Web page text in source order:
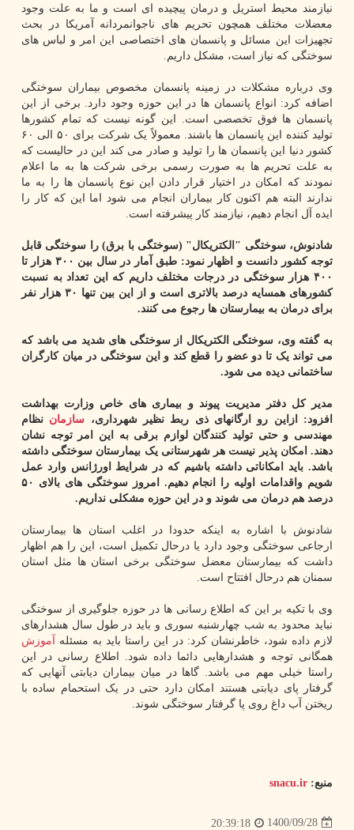
نیازمند محیط استریل و درمان پیچیده ای است و ما به علت وجود
معضلات مختلف همچون تحریم های ناجوانمردانه آمریکا در بحث
تجهیزات این مسائل و پانسمان های اختصاصی این امر و لباس های
سوختگی که نیاز است، مشکل داریم.
وی درباره مشکلات در زمینه پانسمان مخصوص بیماران سوختگی
اضافه کرد: انواع پانسمان ها در این حوزه وجود دارد. برخی از این
پانسمان ها فوق تخصصی است. این گونه نیست که تمام کشورها
تولید کننده این پانسمان ها باشند. معمولاً یک شرکت برای ۵۰ الی ۶۰
کشور دنیا این پانسمان ها را تولید و صادر می کند این در حالیست که
به علت تحریم ها به صورت رسمی برخی شرکت ها به ما اعلام
نمودند که امکان در اختیار قرار دادن این نوع پانسمان ها را به ما
ندارند البته هم اکنون کار بیماران انجام می شود اما این که کار را
ایده آل انجام دهیم، نیازمند کار پیشرفته است.
شادنوش، سوختگی "الکتریکال" (سوختگی با برق) را سوختگی قابل
توجه کشور دانست و اظهار نمود: طبق آمار در سال بین ۳۰۰ هزار تا
۴۰۰ هزار سوختگی در درجات مختلف داریم که این تعداد به نسبت
کشورهای همسایه درصد بالاتری است و از این بین تنها ۳۰ هزار نفر
برای درمان به بیمارستان ها رجوع می کنند.
به گفته وی، سوختگی الکتریکال از سوختگی های شدید می باشد که
می تواند یک تا دو عضو را قطع کند و این سوختگی در میان کارگران
ساختمانی دیده می شود.
مدیر کل دفتر مدیریت پیوند و بیماری های خاص وزارت بهداشت
افزود: ازاین رو ارگانهای ذی ربط نظیر شهرداری، سازمان نظام
مهندسی و حتی تولید کنندگان لوازم برقی به این امر توجه نشان
دهند. امکان پذیر نیست هر شهرستانی یک بیمارستان سوختگی داشته
باشد. باید امکاناتی داشته باشیم که در شرایط اورژانس وارد عمل
شویم واقدامات اولیه را انجام دهیم. امروز سوختگی های بالای ۵۰
درصد هم درمان می شوند و در این حوزه مشکلی نداریم.
شادنوش با اشاره به اینکه حدودا در اغلب استان ها بیمارستان
ارجاعی سوختگی وجود دارد یا درحال تکمیل است، این را هم اظهار
داشت که بیمارستان معضل سوختگی برخی استان ها مثل استان
سمنان هم درحال افتتاح است.
وی با تکیه بر این که اطلاع رسانی ها در حوزه جلوگیری از سوختگی
نباید محدود به شب چهارشنبه سوری و باید در طول سال هشدارهای
لازم داده شود، خاطرنشان کرد: در این راستا باید به مسئله
آموزش
همگانی توجه و هشدارهایی دائما داده شود. اطلاع رسانی در این
راستا خیلی مهم می باشد. گاها در میان بیماران دیابتی آنهایی که
گرفتار پای دیابتی هستند امکان دارد حتی در یک استحمام ساده با
ریختن آب داغ روی پا گرفتار سوختگی شوند.
منبع: snacu.ir
1400/09/28
20:39:18